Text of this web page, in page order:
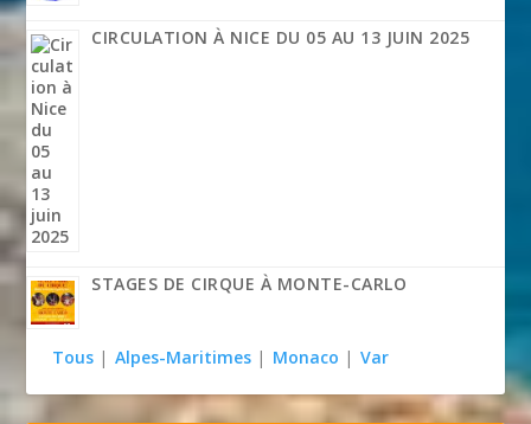
CIRCULATION À NICE DU 05 AU 13 JUIN 2025
STAGES DE CIRQUE À MONTE-CARLO
Tous | Alpes-Maritimes | Monaco | Var